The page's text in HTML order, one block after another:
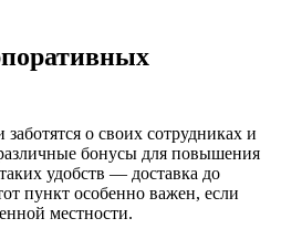
о своих сотрудниках и
бонусы для повышения
удобств — доставка до
пункт особенно важен, если
местности.